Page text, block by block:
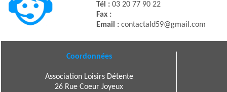
Tél : 03 20 77 90 22
Fax :
Email : contactald59@gmail.com
Coordonnées
Association Loisirs Détente
26 Rue Coeur Joyeux